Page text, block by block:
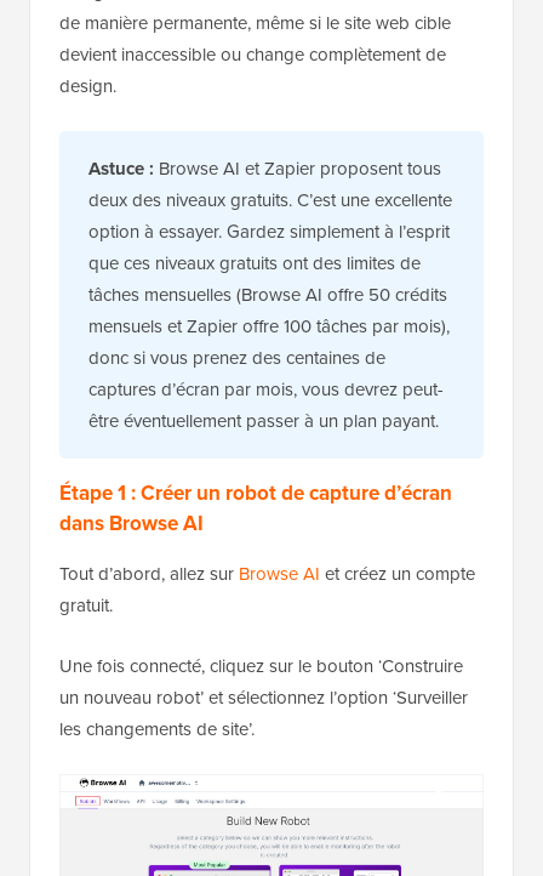
de manière permanente, même si le site web cible
devient inaccessible ou change complètement de
design.
Astuce : Browse AI et Zapier proposent tous
deux des niveaux gratuits. C’est une excellente
option à essayer. Gardez simplement à l’esprit
que ces niveaux gratuits ont des limites de
tâches mensuelles (Browse AI offre 50 crédits
mensuels et Zapier offre 100 tâches par mois),
donc si vous prenez des centaines de
captures d’écran par mois, vous devrez peut-
être éventuellement passer à un plan payant.
Étape 1 : Créer un robot de capture d’écran
dans Browse AI
Tout d’abord, allez sur Browse AI et créez un compte
gratuit.
Une fois connecté, cliquez sur le bouton ‘Construire
un nouveau robot’ et sélectionnez l’option ‘Surveiller
les changements de site’.